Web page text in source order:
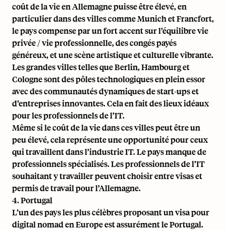
coût de la vie en Allemagne puisse être élevé, en
particulier dans des villes comme Munich et Francfort,
le pays compense par un fort accent sur l’équilibre vie
privée / vie professionnelle, des congés payés
généreux, et une scène artistique et culturelle vibrante.
Les grandes villes telles que Berlin, Hambourg et
Cologne sont des pôles technologiques en plein essor
avec des communautés dynamiques de start-ups et
d’entreprises innovantes. Cela en fait des lieux idéaux
pour les professionnels de l’IT.
Même si le coût de la vie dans ces villes peut être un
peu élevé, cela représente une opportunité pour ceux
qui travaillent dans l’industrie IT. Le pays manque de
professionnels spécialisés. Les professionnels de l’IT
souhaitant y travailler peuvent choisir entre visas et
permis de travail pour l’Allemagne.
4. Portugal
L’un des pays les plus célèbres proposant un visa pour
digital nomad en Europe est assurément le Portugal.